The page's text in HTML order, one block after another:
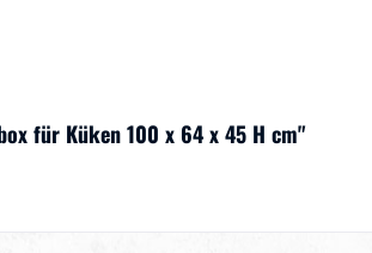
für Küken 100 x 64 x 45 H cm"